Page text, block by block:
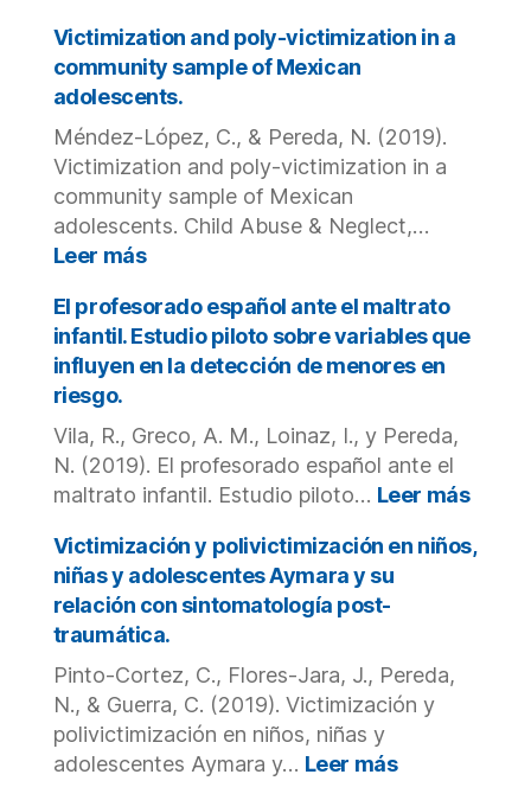
youth-
serving
systems.
factorial
de
breve
para
evaluar
abuso
adolescentes
de
España
Chile.
Victimization and poly-victimization in a
community sample of Mexican
adolescents.
Méndez-López, C., & Pereda, N. (2019).
Victimization and poly-victimization in a
community sample of Mexican
adolescents. Child Abuse & Neglect,…
Leer más:
and
poly-
victimization
in
community
sample
of
adolescents.
El profesorado español ante el maltrato
infantil. Estudio piloto sobre variables que
influyen en la detección de menores en
riesgo.
Vila, R., Greco, A. M., Loinaz, I., y Pereda,
N. (2019). El profesorado español ante el
maltrato infantil. Estudio piloto… Leer más:
Victimización y polivictimización en niños,
niñas y adolescentes Aymara y su
relación con sintomatología post-
traumática.
Pinto-Cortez, C., Flores-Jara, J., Pereda,
N., & Guerra, C. (2019). Victimización y
polivictimización en niños, niñas y
adolescentes Aymara y… Leer más: